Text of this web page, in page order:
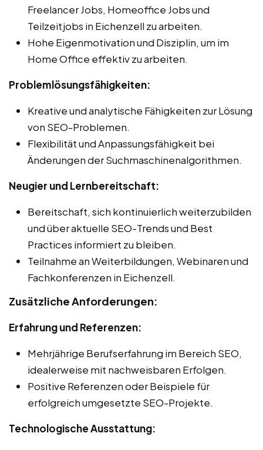
Freelancer Jobs, Homeoffice Jobs und
Teilzeitjobs in Eichenzell zu arbeiten.
Hohe Eigenmotivation und Disziplin, um im
Home Office effektiv zu arbeiten.
Problemlösungsfähigkeiten:
Kreative und analytische Fähigkeiten zur Lösung
von SEO-Problemen.
Flexibilität und Anpassungsfähigkeit bei
Änderungen der Suchmaschinenalgorithmen.
Neugier und Lernbereitschaft:
Bereitschaft, sich kontinuierlich weiterzubilden
und über aktuelle SEO-Trends und Best
Practices informiert zu bleiben.
Teilnahme an Weiterbildungen, Webinaren und
Fachkonferenzen in Eichenzell.
Zusätzliche Anforderungen:
Erfahrung und Referenzen:
Mehrjährige Berufserfahrung im Bereich SEO,
idealerweise mit nachweisbaren Erfolgen.
Positive Referenzen oder Beispiele für
erfolgreich umgesetzte SEO-Projekte.
Technologische Ausstattung: